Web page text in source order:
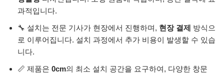
과적입니다.
🔧 설치는 전문 기사가 현장에서 진행하며, 현장 결제 방식으
로 이루어집니다. 설치 과정에서 추가 비용이 발생할 수 있습
니다.
📏 제품은 0cm의 최소 설치 공간을 요구하여, 다양한 창문